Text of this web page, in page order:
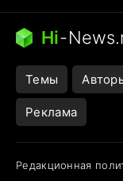
Бензин 100 и 95
Следующая
Hi-
Темы
Реклама
Редакционная